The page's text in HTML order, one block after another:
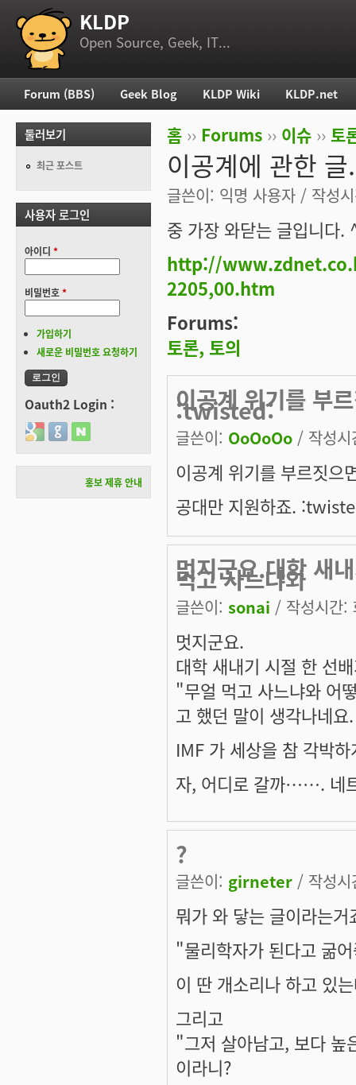
부 메뉴 KLDP
Open Source, Geek, IT...
현재 위치
홈 ›› Forums ›› 이슈 ›› 토
이공계에 관한 글
글쓴이: 익명 사용자 / 작성
중 가장 와닫는 글입니다.
http://
2205,00.htm
Forums:
토론, 토의
이공계 위기를 부
:twisted:
글쓴이: OoOoOo / 작성
이공계 위기를 부르짓으
공대만 지원하죠.
멋지군요.대학 새
먹고 사느냐와
글쓴이: sonai / 작성시간
멋지군요.
대학 새내기 시절 한 선
"무얼 먹고 사느냐와 어
고 했던 말이 생각나네요.
IMF 가 세상을 참 각박
자, 어디로 갈까…….
?
글쓴이: girneter / 작성
뭐가 와 닿는 글이라는거
"물리학자가 된다고 굶
이 딴 개소리나 하고 있
그리고
"그저 살아남고, 보다 높
이라니?
주 메뉴
Forum (BBS) Geek Blog KLDP Wiki KLDP.net
둘러보기
최근 포스트
사용자 로그인
아이디 *
비밀번호*
가입하기
새로운 비밀번호 요청하기
Oauth2 Login :
Login with Google
Login with GitHub
Login with Naver
홍보 제휴 안내